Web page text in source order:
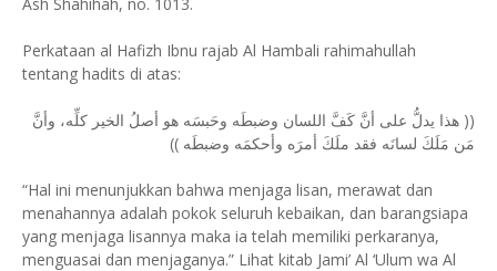
Perkataan al Hafizh Ibnu rajab Al Hambali rahimahullah
tentang hadits di atas:
(( هذا يدلُّ على أنَّ كَفَّ اللسان وضبطَه وحَبسَه هو أصلُ الخير كلِّه، وأنَّ
مَن مَلَكَ لسانَه فقد ملَكَ أمرَه وأحكمَه وضبطَه ))
“Hal ini menunjukkan bahwa menjaga lisan, merawat dan
menahannya adalah pokok seluruh kebaikan, dan barangsiapa
yang menjaga lisannya maka ia telah memiliki perkaranya,
menguasai dan menjaganya.” Lihat kitab Jami’ Al ‘Ulum wa Al